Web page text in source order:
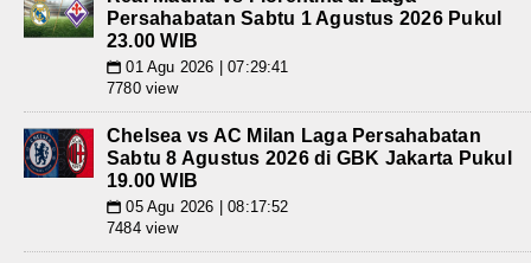
Persahabatan Sabtu 1 Agustus 2026 Pukul
23.00 WIB
📅 01 Agu 2026 | 07:29:41
7780 view
Chelsea vs AC Milan Laga Persahabatan
Sabtu 8 Agustus 2026 di GBK Jakarta Pukul
19.00 WIB
📅 05 Agu 2026 | 08:17:52
7484 view